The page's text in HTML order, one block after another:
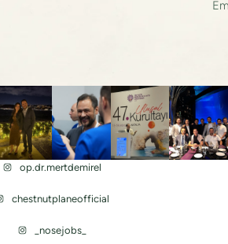
op.dr.mertdemirel